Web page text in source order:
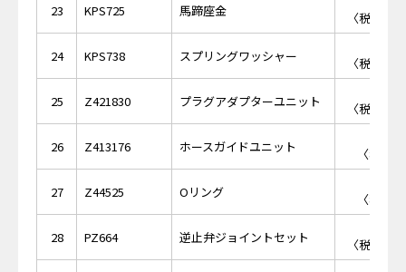
23 KPS725 馬蹄座金
〈税抜価
24 KPS738 スプリングワッシャー
〈税抜価
25 Z421830 プラグアダプターユニット
〈税抜価
26 Z413176 ホースガイドユニット
〈税抜
27 Z44525 Oリング
〈税抜
28 PZ664 逆止弁ジョイントセット
〈税抜価